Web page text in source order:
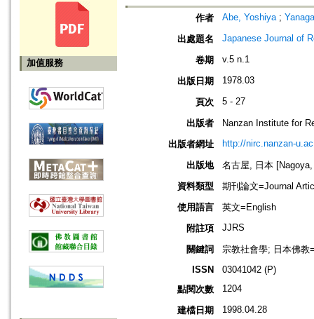
加值服務
作者 Abe, Yoshiya;
出處題名 Japanese Journal of
卷期 v.5 n.1
出版日期 1978.03
頁次 5 - 27
出版者
Nanzan Institute for
出版者網址
http://nirc.nanzan-
出版地
名古屋, 日本
資料類型
期刊論文=Journal
使用語言
英文=English
附註項
JJRS
關鍵詞
宗教社會學; 日本佛教
ISSN
03041042 (P)
點閱次數
1204
建檔日期 1998.04.28